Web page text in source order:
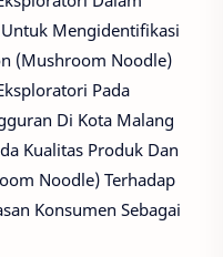
Mengidentifikasi
(Mushroom Noodle)
Pada
Di Kota Malang
Kualitas Produk Dan
Noodle) Terhadap
Konsumen Sebagai